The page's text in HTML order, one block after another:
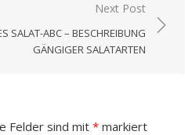
Next Post
SALAT-ABC – BESCHREIBUNG
GÄNGIGER SALATARTEN
Felder sind mit* markiert